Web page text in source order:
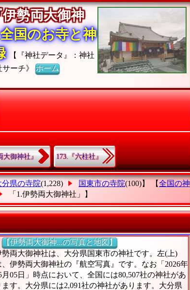
勢両大御神
全国のお寺と神
【『神社データ』：神社
サーチ》ホーム
大御神社』 173.『六柱社』
分県の寺院(1,228) 国東市の寺院(100)】 【全国の神
「1.伊勢両大御神社」 】
【伊勢両大御神...の写真と地図】
勢両大御神社は、大分県国東市の神社です。左(上)
、伊勢両大御神社の『航空写真』です。なお「2026年
月05日」時点において、全国には80,507社の神社があ
ます。大分県には2,091社の神社があります。大分県